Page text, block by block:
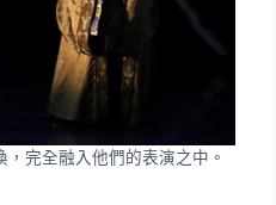
完全融入他們的表演之中。